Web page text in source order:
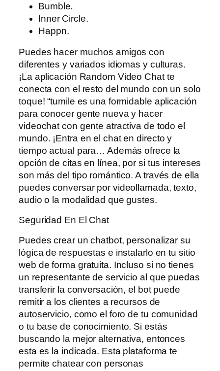
Bumble.
Inner Circle.
Happn.
Puedes hacer muchos amigos con
diferentes y variados idiomas y culturas.
¡La aplicación Random Video Chat te
conecta con el resto del mundo con un solo
toque! “tumile es una formidable aplicación
para conocer gente nueva y hacer
videochat con gente atractiva de todo el
mundo. ¡Entra en el chat en directo y
tiempo actual para… Además ofrece la
opción de citas en línea, por si tus intereses
son más del tipo romántico. A través de ella
puedes conversar por videollamada, texto,
audio o la modalidad que gustes.
Seguridad En El Chat
Puedes crear un chatbot, personalizar su
lógica de respuestas e instalarlo en tu sitio
web de forma gratuita. Incluso si no tienes
un representante de servicio al que puedas
transferir la conversación, el bot puede
remitir a los clientes a recursos de
autoservicio, como el foro de tu comunidad
o tu base de conocimiento. Si estás
buscando la mejor alternativa, entonces
esta es la indicada. Esta plataforma te
permite chatear con personas